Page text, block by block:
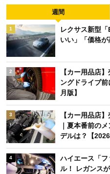
週間
1
レクサス新型
いい」「価格
2
【カー用品店
ングドライブ
月版】
3
【カー用品店
｜夏本番前の
デルは？【2026
4
ハイエース「フ
ル！ レガンス